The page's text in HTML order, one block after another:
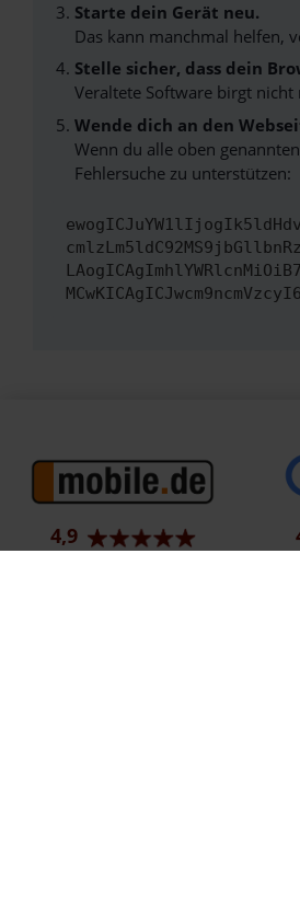
Starte dein Gerät neu.
Das kann manchmal helfen,
Stelle sicher, dass dein
Veraltete Software birgt
Wende dich an den
Wenn du alle oben
Fehlersuche zu unterstützen:
4,9